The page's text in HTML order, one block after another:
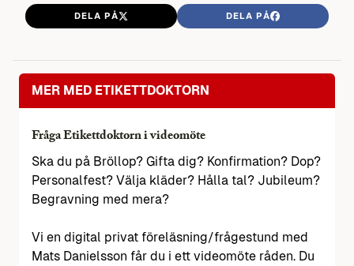
DELA PÅ DELA PÅ
MER MED ETIKETTDOKTORN
Fråga Etikettdoktorn i videomöte
Ska du på Bröllop? Gifta dig? Konfirmation? Dop?
Personalfest? Välja kläder? Hålla tal? Jubileum?
Begravning med mera?
Vi en digital privat föreläsning/frågestund med
Mats Danielsson får du i ett videomöte råden. Du